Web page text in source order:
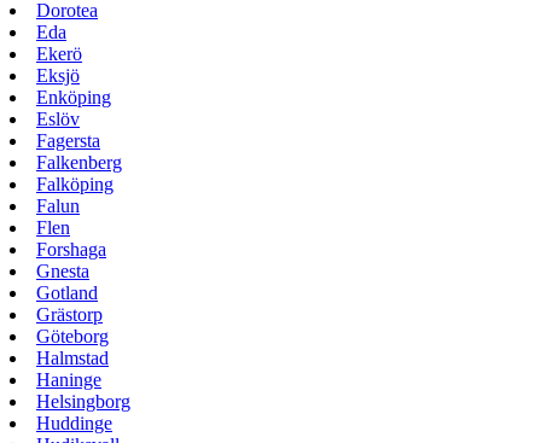
Dorotea
Eda
Ekerö
Eksjö
Enköping
Eslöv
Fagersta
Falkenberg
Falköping
Falun
Flen
Forshaga
Gnesta
Gotland
Grästorp
Göteborg
Halmstad
Haninge
Helsingborg
Huddinge